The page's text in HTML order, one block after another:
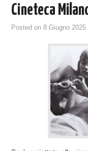
SYD BARRETT – ALLE
DELL’ALBA
COVER & TRIBUTI
DISCOGRAFIA
Cineteca
Posted on8 Giugno 2025